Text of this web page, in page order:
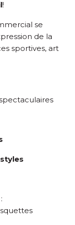
!
se
de la
sportives, art
: